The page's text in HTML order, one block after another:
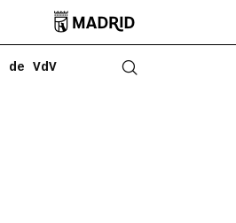

de VdV Abrir